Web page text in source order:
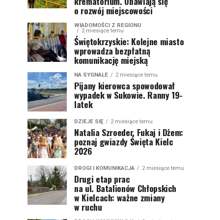
o rozwój miejscowości
WIADOMOŚCI Z REGIONU
2 miesiące temu
Świętokrzyskie: Kolejne miasto
wprowadza bezpłatną
komunikację miejską
NA SYGNALE 2 miesiące temu
Pijany kierowca spowodował
wypadek w Sukowie. Ranny 19-
latek
DZIEJE SIĘ 2 miesiące temu
Natalia Szroeder, Fukaj i Dżem:
poznaj gwiazdy Święta Kielc
2026
DROGI I KOMUNIKACJA 2 miesiące temu
Drugi etap prac
na ul. Batalionów Chłopskich
w Kielcach: ważne zmiany
w ruchu